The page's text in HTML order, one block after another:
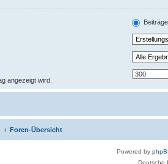
Beiträge
angezeigt wird.
Foren-Übersicht
Powered by
Deutsche